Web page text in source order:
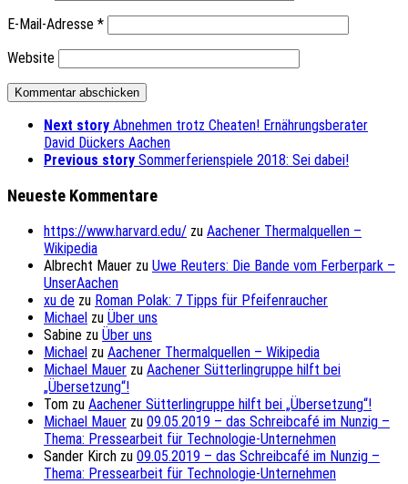
E-Mail-Adresse *
Website
Next story Abnehmen trotz Cheaten! Ernährungsberater
David Dückers Aachen
Previous story Sommerferienspiele 2018: Sei dabei!
Neueste Kommentare
https://www.harvard.edu/ zu Aachener Thermalquellen –
Wikipedia
Albrecht Mauer zu Uwe Reuters: Die Bande vom Ferberpark –
UnserAachen
xu de zu Roman Polak: 7 Tipps für Pfeifenraucher
Michael zu Über uns
Sabine zu Über uns
Michael zu Aachener Thermalquellen – Wikipedia
Michael Mauer zu Aachener Sütterlingruppe hilft bei
„Übersetzung“!
Tom zu Aachener Sütterlingruppe hilft bei „Übersetzung“!
Michael Mauer zu 09.05.2019 – das Schreibcafé im Nunzig –
Thema: Pressearbeit für Technologie-Unternehmen
Sander Kirch zu 09.05.2019 – das Schreibcafé im Nunzig –
Thema: Pressearbeit für Technologie-Unternehmen